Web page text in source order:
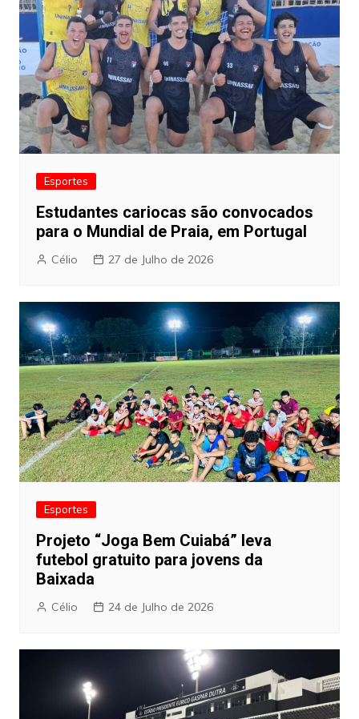
Esportes
Estudantes cariocas são convocados
para o Mundial de Praia, em Portugal
Célio 27 de Julho de 2026
Esportes
Projeto “Joga Bem Cuiabá” leva
futebol gratuito para jovens da
Baixada
Célio 24 de Julho de 2026